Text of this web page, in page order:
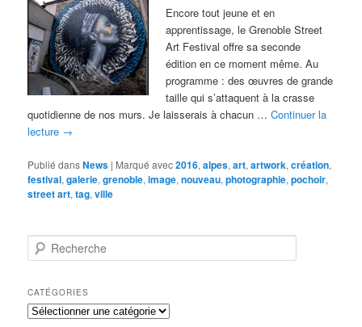
Encore tout jeune et en
apprentissage, le Grenoble Street
Art Festival offre sa seconde
édition en ce moment même. Au
programme : des œuvres de grande
taille qui s’attaquent à la crasse
quotidienne de nos murs. Je laisserais à chacun …Continuer la
lecture →
Publié dansNews | Marqué avec2016,alpes,art,artwork,création,
festival,galerie,grenoble,image,nouveau,photographie,pochoir,
street art,tag,ville
e
h
e
r
CATÉGORIES
Catégories